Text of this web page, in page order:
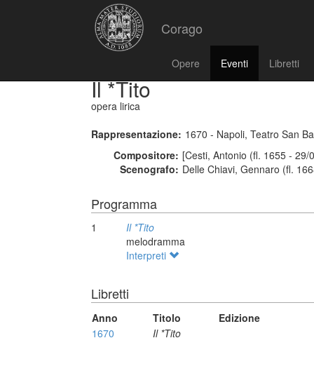
Corago
Opere Eventi Libretti
Il *Tito
opera lirica
Rappresentazione: 1670 - Napoli, Teatro San
Compositore: [Cesti, Antonio (fl. 1655 - 29/
Scenografo: Delle Chiavi, Gennaro (fl.
Programma
1
Il *Tito
melodramma
Interpreti
Libretti
Anno Titolo
Edizione
1670
Il *Tito